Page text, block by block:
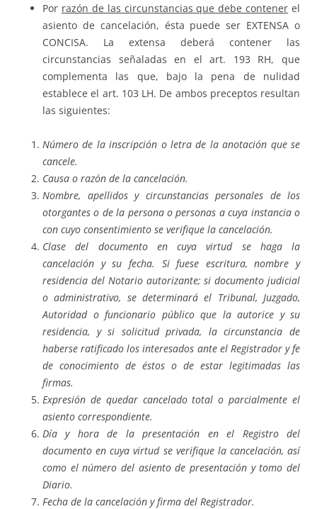
Por razón de las circunstancias que debe contener el
asiento de cancelación, ésta puede ser EXTENSA o
CONCISA. La extensa deberá contener las
circunstancias señaladas en el art. 193 RH, que
complementa las que, bajo la pena de nulidad
establece el art. 103 LH. De ambos preceptos resultan
las siguientes:
Número de la inscripción o letra de la anotación que se
cancele.
Causa o razón de la cancelación.
Nombre, apellidos y circunstancias personales de los
otorgantes o de la persona o personas a cuya instancia o
con cuyo consentimiento se verifique la cancelación.
Clase del documento en cuya virtud se haga la
cancelación y su fecha. Si fuese escritura, nombre y
residencia del Notario autorizante; si documento judicial
o administrativo, se determinará el Tribunal, Juzgado,
Autoridad o funcionario público que la autorice y su
residencia, y si solicitud privada, la circunstancia de
haberse ratificado los interesados ante el Registrador y fe
de conocimiento de éstos o de estar legitimadas las
firmas.
Expresión de quedar cancelado total o parcialmente el
asiento correspondiente.
Día y hora de la presentación en el Registro del
documento en cuya virtud se verifique la cancelación, así
como el número del asiento de presentación y tomo del
Diario.
Fecha de la cancelación y firma del Registrador.